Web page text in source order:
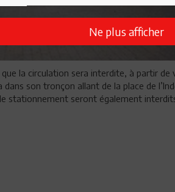
la circulation sera interdite, à partir de
son tronçon allant de la place de
stationnement seront également
Ne plus afficher